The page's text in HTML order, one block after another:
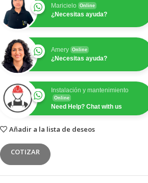
Maricielo Online
¿Necesitas ayuda?
Amery Online
¿Necesitas ayuda?
Instalación y mantenimiento
Online
Need Help? Chat with us
Añadir a la lista de deseos
COTIZAR